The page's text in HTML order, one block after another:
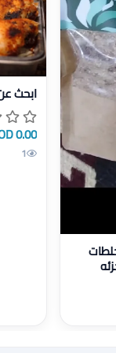
حب و ناعم و خلطات
عرض
ابحث
0.00 JOD
1